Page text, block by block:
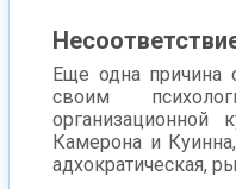
Еще одна причина
своим
Камерона и
адхократическая,